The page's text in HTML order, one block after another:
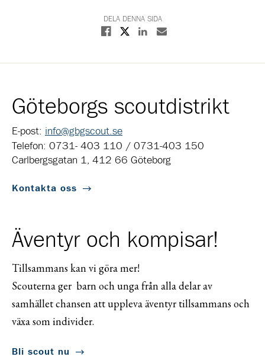
DELA DENNA SIDA
Dela på Facebook
Dela på XDela på Linkedin
Dela med E-post
Göteborgs scoutdistrikt
E-post: info@gbgscout.se
Telefon: 0731- 403 110 / 0731-403 150
Carlbergsgatan 1, 412 66 Göteborg
Kontakta oss
Äventyr och kompisar!
Tillsammans kan vi göra mer!
Scouterna ger barn och unga från alla delar av
samhället chansen att uppleva äventyr tillsammans och
växa som individer.
Bli scout nu